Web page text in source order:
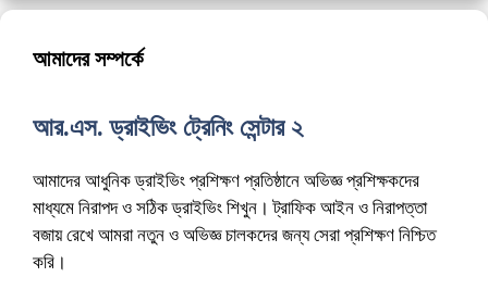
আমাদের সম্পর্কে
আর.এস. ড্রাইভিং ট্রেনিং সেন্টার ২
আমাদের আধুনিক ড্রাইভিং প্রশিক্ষণ প্রতিষ্ঠানে অভিজ্ঞ প্রশিক্ষকদের
মাধ্যমে নিরাপদ ও সঠিক ড্রাইভিং শিখুন। ট্রাফিক আইন ও নিরাপত্তা
বজায় রেখে আমরা নতুন ও অভিজ্ঞ চালকদের জন্য সেরা প্রশিক্ষণ নিশ্চিত
করি।